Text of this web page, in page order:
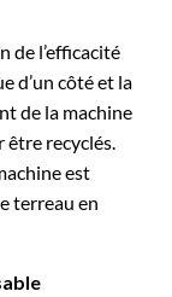
de l’efficacité
d’un côté et la
de la machine
recyclés.
est
terreau en